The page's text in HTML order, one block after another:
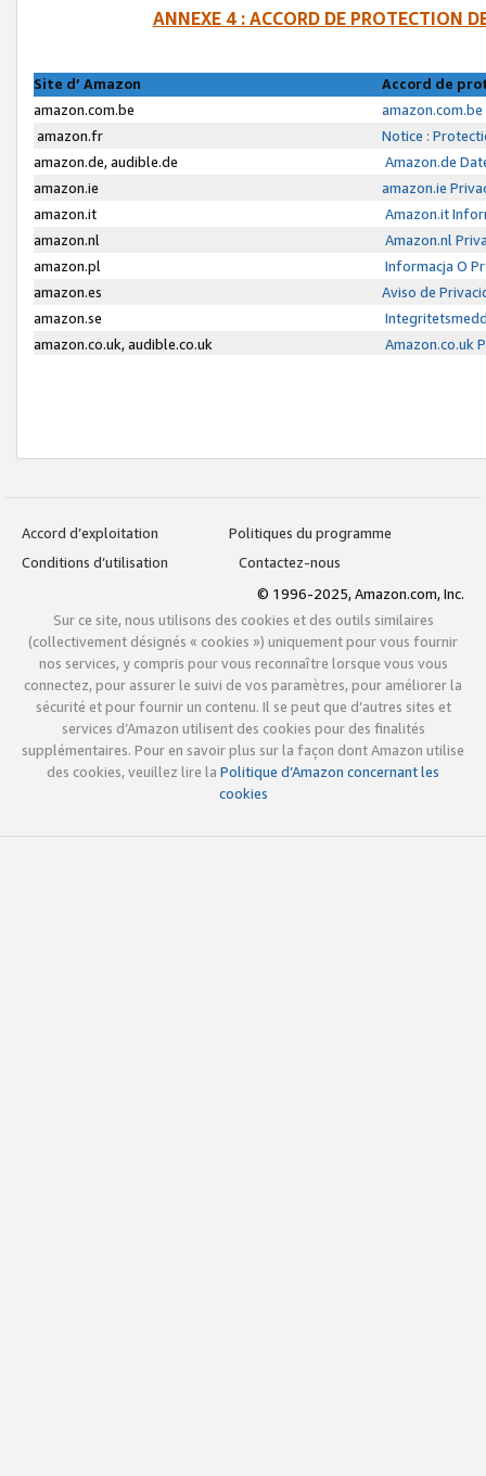
ANNEXE 4 : ACCORD DE PROTECTION
Site d’ Amazon
Accord de
amazon.com.be
amazon.fr
Notice :
amazon.de, audible.de
Amazon.de
amazon.ie
amazon.ie
amazon.it
Amazon.it
amazon.nl
Amazon.nl
amazon.pl
Informacja O
amazon.es
Aviso de
amazon.se
amazon.co.uk, audible.co.uk
Amazon.co.uk
Accord d’exploitation
Politiques du programme
Conditions d’utilisation
Contactez-nous
© 1996-2025, Amazon.com, Inc.
Sur ce site, nous utilisons des cookies et des outils similaires
(collectivement désignés « cookies ») uniquement pour vous fournir
nos services, y compris pour vous reconnaître lorsque vous vous
connectez, pour assurer le suivi de vos paramètres, pour améliorer la
sécurité et pour fournir un contenu. Il se peut que d’autres sites et
services d’Amazon utilisent des cookies pour des finalités
supplémentaires. Pour en savoir plus sur la façon dont Amazon utilise
des cookies, veuillez lire la Politique d’Amazon concernant les
cookies